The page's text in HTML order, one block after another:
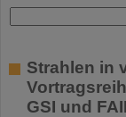
Strahlen in
GSI und